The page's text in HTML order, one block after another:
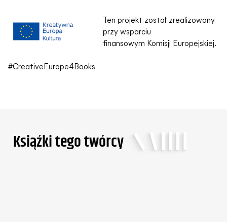
Ten projekt został zrealizowany
przy wsparciu
finansowym Komisji Europejskiej.
#CreativeEurope4Books
Ksiąźki tego twórcy